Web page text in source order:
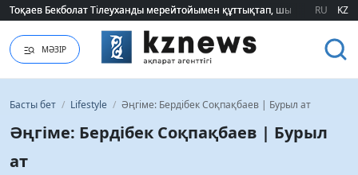
2026 жылғы білім грантын иеленгендердің тізімі жарияланды (ТІЗІМ)
RU KZ
МӘЗІР
Басты бет / Lifestyle / Әңгіме: Бердібек Соқпақбаев | Бурыл ат
Әңгіме: Бердібек Соқпақбаев | Бурыл
ат